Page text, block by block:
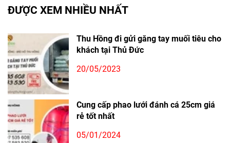
ĐƯỢC XEM NHIỀU NHẤT
Thu Hồng đi gửi găng tay muối tiêu cho
khách tại Thủ Đức
20/05/2023
Cung cấp phao lưới đánh cá 25cm giá
rẻ tốt nhất
05/01/2024